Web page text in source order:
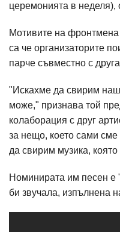
церемонията в неделя),
Мотивите на
са че организаторите
парче съвместно с
"Искахме да свирим
може," признава той
колаборация с друг
за нещо, което сами
да свирим музика,
Номинирата им песен е
би звучала, изпълнена